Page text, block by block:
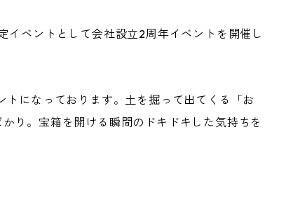
ベントとして会社設立2周年イベントを開催し
になっております。土を掘って出てくる「お
り。宝箱を開ける瞬間のドキドキした気持ちを